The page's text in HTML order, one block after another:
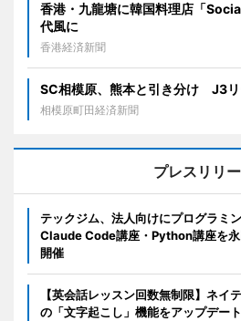
香港・九龍塘に韓国料理店「
代風に
香港経済新聞
SC相模原、熊本と引き分け J3
相模原町田経済新聞
プレスリリ
テックジム、法人向けにプログラミ
Claude Code講座・Python講座を
開催
【英会話レッスン回数無制限】ネイ
の「文字起こし」機能をアップデー